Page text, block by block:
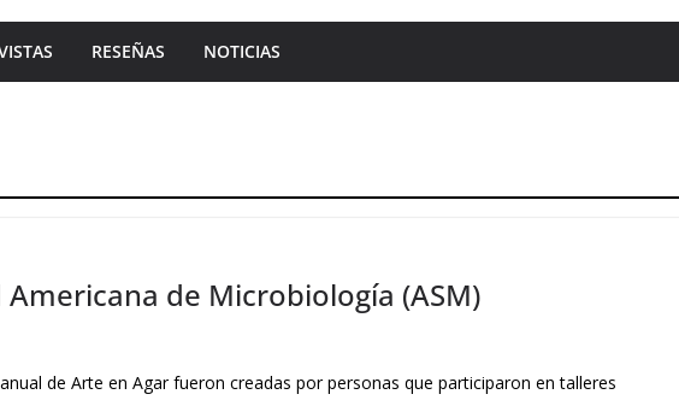
RESEÑAS NOTICIAS
de Microbiología (ASM)
de Arte en Agar fueron creadas por personas que participaron en talleres